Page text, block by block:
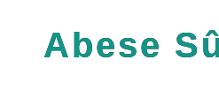
Abese